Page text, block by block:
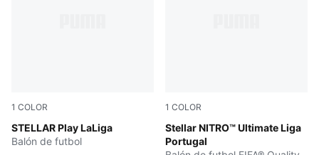
1 COLOR
STELLAR Play LaLiga
PUMA White-multicolor
Balón de futbol
1 COLOR
Stellar NITRO™ Ultimate Liga
Portugal
PUMA White-multicolor